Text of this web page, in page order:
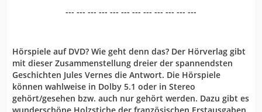
--- --- --- --- --- --- --- --- --- --- --- ---
Hörspiele auf DVD? Wie geht denn das? Der Hörverlag gibt
mit dieser Zusammenstellung dreier der spannendsten
Geschichten Jules Vernes die Antwort. Die Hörspiele
können wahlweise in Dolby 5.1 oder in Stereo
gehört/gesehen bzw. auch nur gehört werden. Dazu gibt es